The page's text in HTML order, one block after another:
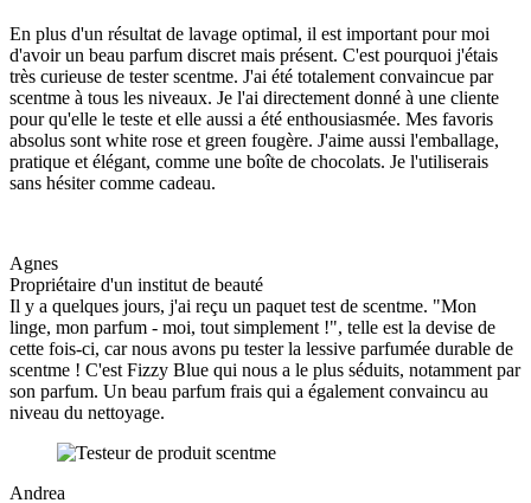
En plus d'un résultat de lavage optimal, il est important pour moi
d'avoir un beau parfum discret mais présent. C'est pourquoi j'étais
très curieuse de tester scentme. J'ai été totalement convaincue par
scentme à tous les niveaux. Je l'ai directement donné à une cliente
pour qu'elle le teste et elle aussi a été enthousiasmée. Mes favoris
absolus sont white rose et green fougère. J'aime aussi l'emballage,
pratique et élégant, comme une boîte de chocolats. Je l'utiliserais
sans hésiter comme cadeau.
Agnes
Propriétaire d'un institut de beauté
Il y a quelques jours, j'ai reçu un paquet test de scentme. "Mon
linge, mon parfum - moi, tout simplement !", telle est la devise de
cette fois-ci, car nous avons pu tester la lessive parfumée durable de
scentme ! C'est Fizzy Blue qui nous a le plus séduits, notamment par
son parfum. Un beau parfum frais qui a également convaincu au
niveau du nettoyage.
Andrea